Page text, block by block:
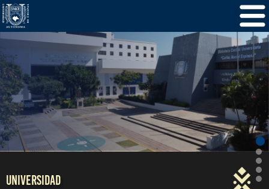
1/5
UNIVERSIDAD